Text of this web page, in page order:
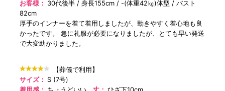
お客様： 30代後半 身長155cm -(体重42㎏)体型
バスト
82cm
厚手のインナーを着て着用しましたが、動きやすく着心地も良
かったです。 急に礼服が必要になりましたが、とても早い発送
で大変助かりました。
【葬儀で利用】
サイズ： S (7号)